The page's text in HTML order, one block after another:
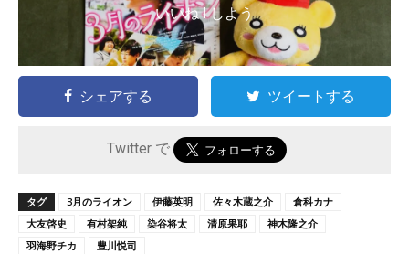
いいね ! しよう
シェアする ツイートする
Twitter で
タグ 3月のライオン 伊藤英明 佐々木蔵之介
倉科カナ
大友啓史
有村架純 染谷将太 清原果耶
神木隆之介
羽海野チカ
豊川悦司